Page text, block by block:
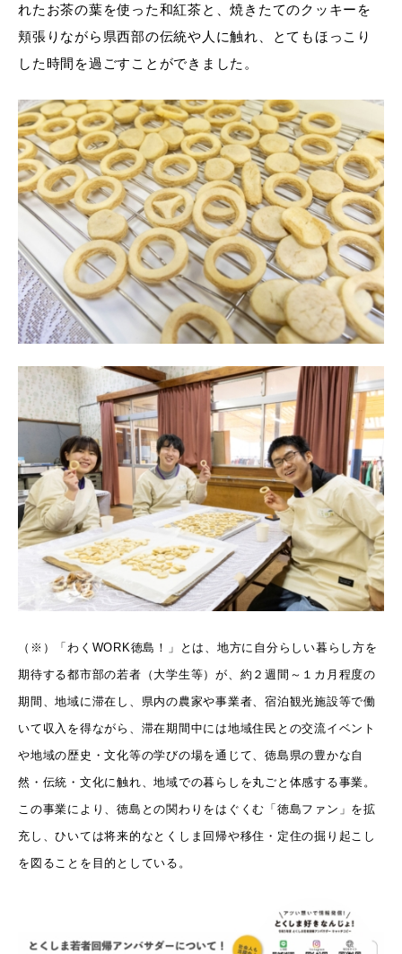
れたお茶の葉を使った和紅茶と、焼きたてのクッキーを
頬張りながら県西部の伝統や人に触れ、とてもほっこり
した時間を過ごすことができました。
（※）「わくWORK徳島！」とは、地方に自分らしい暮らし方を
期待する都市部の若者（大学生等）が、約２週間～１カ月程度の
期間、地域に滞在し、県内の農家や事業者、宿泊観光施設等で働
いて収入を得ながら、滞在期間中には地域住民との交流イベント
や地域の歴史・文化等の学びの場を通じて、徳島県の豊かな自
然・伝統・文化に触れ、地域での暮らしを丸ごと体感する事業。
この事業により、徳島との関わりをはぐくむ「徳島ファン」を拡
充し、ひいては将来的なとくしま回帰や移住・定住の掘り起こし
を図ることを目的としている。